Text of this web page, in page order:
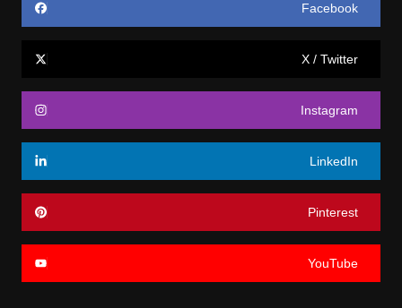
Facebook
X / Twitter
Instagram
LinkedIn
Pinterest
YouTube